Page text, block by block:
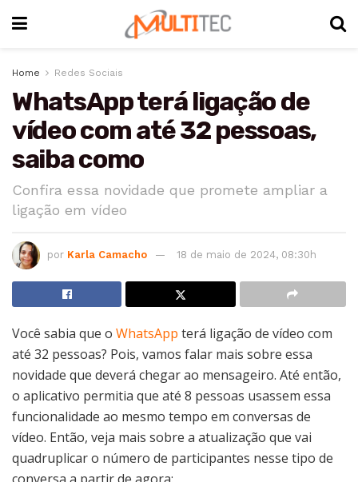
Home Redes Sociais
WhatsApp terá ligação de
vídeo com até 32 pessoas,
saiba como
Confira essa novidade que promete ampliar a
ligação em vídeo
por Karla Camacho 18 de maio de 2024, 08:30h
Você sabia que o WhatsApp terá ligação de vídeo com
até 32 pessoas? Pois, vamos falar mais sobre essa
novidade que deverá chegar ao mensageiro. Até então,
o aplicativo permitia que até 8 pessoas usassem essa
funcionalidade ao mesmo tempo em conversas de
vídeo. Então, veja mais sobre a atualização que vai
quadruplicar o número de participantes nesse tipo de